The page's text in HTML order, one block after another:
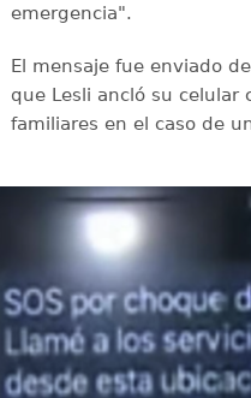
emergencia".
El mensaje fue enviado
que Lesli ancló su celular
familiares en el caso de